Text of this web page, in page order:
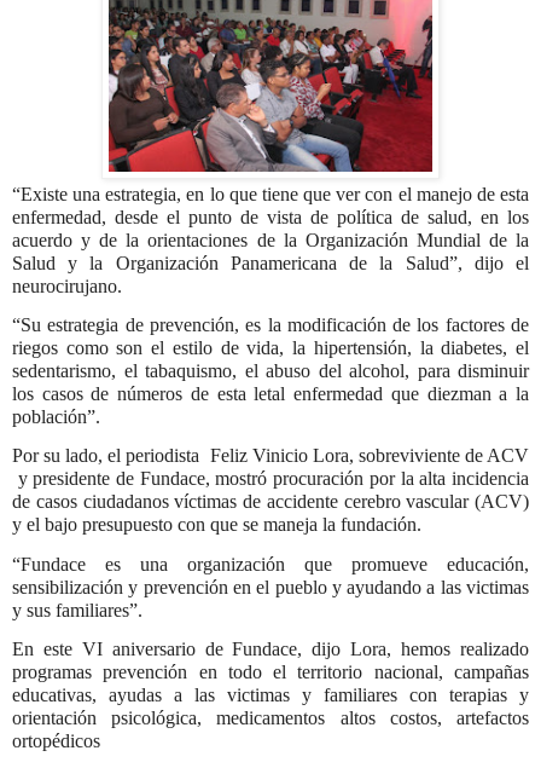
“Existe una estrategia, en lo que tiene que ver con el manejo de esta
enfermedad, desde el punto de vista de política de salud, en los
acuerdo y de la orientaciones de la Organización Mundial de la
Salud y la Organización Panamericana de la Salud”, dijo el
neurocirujano.
“Su estrategia de prevención, es la modificación de los factores de
riegos como son el estilo de vida, la hipertensión, la diabetes, el
sedentarismo, el tabaquismo, el abuso del alcohol, para disminuir
los casos de números de esta letal enfermedad que diezman a la
población”.
Por su lado, el periodista Feliz Vinicio Lora, sobreviviente de ACV
y presidente de Fundace, mostró procuración por la alta incidencia
de casos ciudadanos víctimas de accidente cerebro vascular (ACV)
y el bajo presupuesto con que se maneja la fundación.
“Fundace es una organización que promueve educación,
sensibilización y prevención en el pueblo y ayudando a las victimas
y sus familiares”.
En este VI aniversario de Fundace, dijo Lora, hemos realizado
programas prevención en todo el territorio nacional, campañas
educativas, ayudas a las victimas y familiares con terapias y
orientación psicológica, medicamentos altos costos, artefactos
ortopédicos